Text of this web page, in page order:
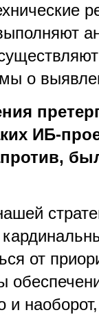
о
ИБ-
от
и